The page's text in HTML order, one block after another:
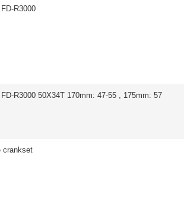
R3000
R3000 50X34T 170mm: 47-55 , 175mm: 57
crankset